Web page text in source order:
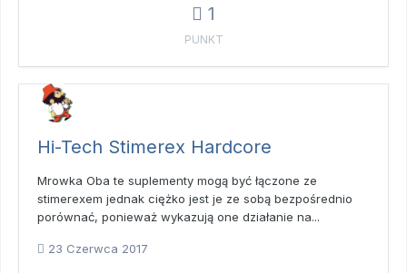
1
PUNKT
Hi-Tech Stimerex Hardcore
Mrowka Oba te suplementy mogą być łączone ze
stimerexem jednak ciężko jest je ze sobą bezpośrednio
porównać, ponieważ wykazują one działanie na...
23 Czerwca 2017